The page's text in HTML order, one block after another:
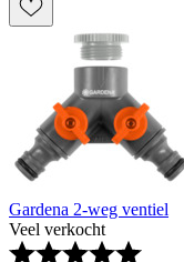
Gardena 2-weg ventiel
Veel verkocht